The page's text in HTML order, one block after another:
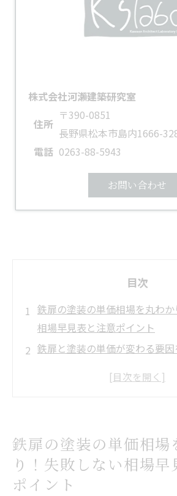
株式会社河瀨建築研究室
住所
〒390-0851
長野県松本市島内1666-
電話 0263-88-5943
お問い合わせ
目次
鉄扉の塗装の単価相場を丸わ
相場早見表と注意ポイント
鉄扉と塗装の単価が変わる要因
工程別で鉄扉の塗装費用を細か
鉄扉の塗装の単価相場
り！失敗しない相場早
ポイント